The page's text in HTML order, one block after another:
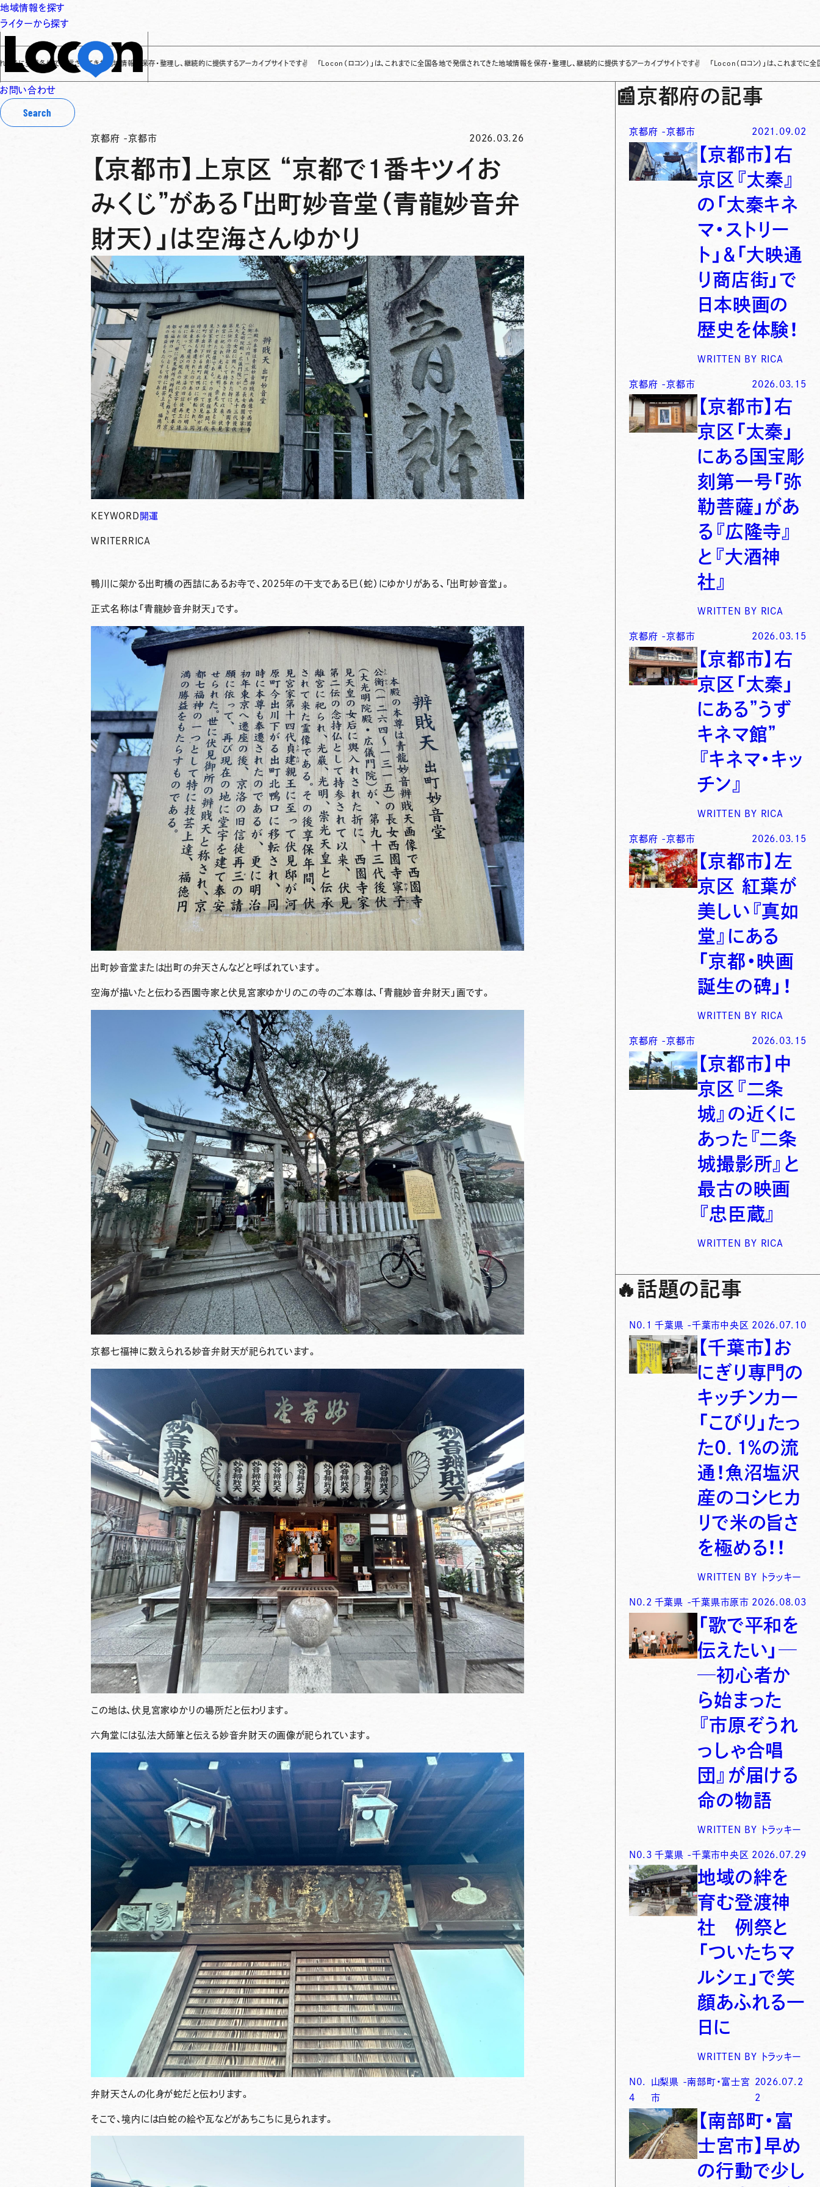
地域情報を探す
ライターから探す
お問い合わせ
Search
地で発信されてきた地域情報を保存・整理し、継続的に提供するアーカイブサイトです✌ 「Locon（ロコン）」は、これまでに全国各地で発信されてきた地域情報を保存・整理し、継続的に提供するアーカイブサイトです✌ 「Locon（ロコン）」は、これまでに全国各地で発
京都府 -京都市 2026.03.26
【京都市】上京区 “京都で1番キツイお
みくじ”がある「出町妙音堂（青龍妙音弁
財天）」は空海さんゆかり
KEYWORD 開運
WRITER RICA
鴨川に架かる出町橋の西詰にあるお寺で、2025年の干支である巳（蛇）にゆかりがある、「出町妙音堂 」。
正式名称は「 青龍妙音弁財天 」です。
出町妙音堂 または出町の弁天さんなどと呼ばれています。
空海が描いたと伝わる西園寺家と伏見宮家ゆかりのこの寺のご本尊は、「 青龍妙音弁財天 」画です。
京都七福神に数えられる妙音弁財天が祀られています。
この地は、伏見宮家ゆかりの場所だと伝わります。
六角堂には弘法大師筆と伝える妙音弁財天の画像が祀られています。
弁財天さんの化身が蛇だと伝わります。
そこで、境内には白蛇の絵や瓦などがあちこちに見られます。
📰京都府の記事
京都府 -京都市 2021.09.02
【京都市】右
京区『太秦』
の「太秦キネ
マ・ストリー
ト」＆「大映通
り商店街」で
日本映画の
歴史を体験！
WRITTEN BY RICA
京都府 -京都市 2026.03.15
【京都市】右
京区「太秦」
にある国宝彫
刻第一号「弥
勒菩薩」があ
る『広隆寺』
と『大酒神
社』
WRITTEN BY RICA
京都府 -京都市 2026.03.15
【京都市】右
京区「太秦」
にある”うず
キネマ館”
『キネマ・キッ
チン』
WRITTEN BY RICA
京都府 -京都市 2026.03.15
【京都市】左
京区 紅葉が
美しい『真如
堂』にある
「京都・映画
誕生の碑」！
WRITTEN BY RICA
京都府 -京都市 2026.03.15
【京都市】中
京区『二条
城』の近くに
あった『二条
城撮影所』と
最古の映画
『忠臣蔵』
WRITTEN BY RICA
🔥 話題の記事
N0. 1 千葉県 -千葉市中央区 2026.07.10
【千葉市】お
にぎり専門の
キッチンカー
「こびり」たっ
た0．1％の流
通！魚沼塩沢
産のコシヒカ
リで米の旨さ
を極める！！
WRITTEN BY トラッキー
N0. 2 千葉県 -千葉県市原市 2026.08.03
「歌で平和を
伝えたい」─
─初心者か
ら始まった
『市原ぞうれ
っしゃ合唱
団』が届ける
命の物語
WRITTEN BY トラッキー
N0. 3 千葉県 -千葉市中央区 2026.07.29
地域の絆を
育む登渡神
社 例祭と
「ついたちマ
ルシェ」で笑
顔あふれる一
日に
WRITTEN BY トラッキー
N0.
4
山梨県 -南部町・富士宮
市
2026.07.2
2
【南部町・富
士宮市】早め
の行動で少し